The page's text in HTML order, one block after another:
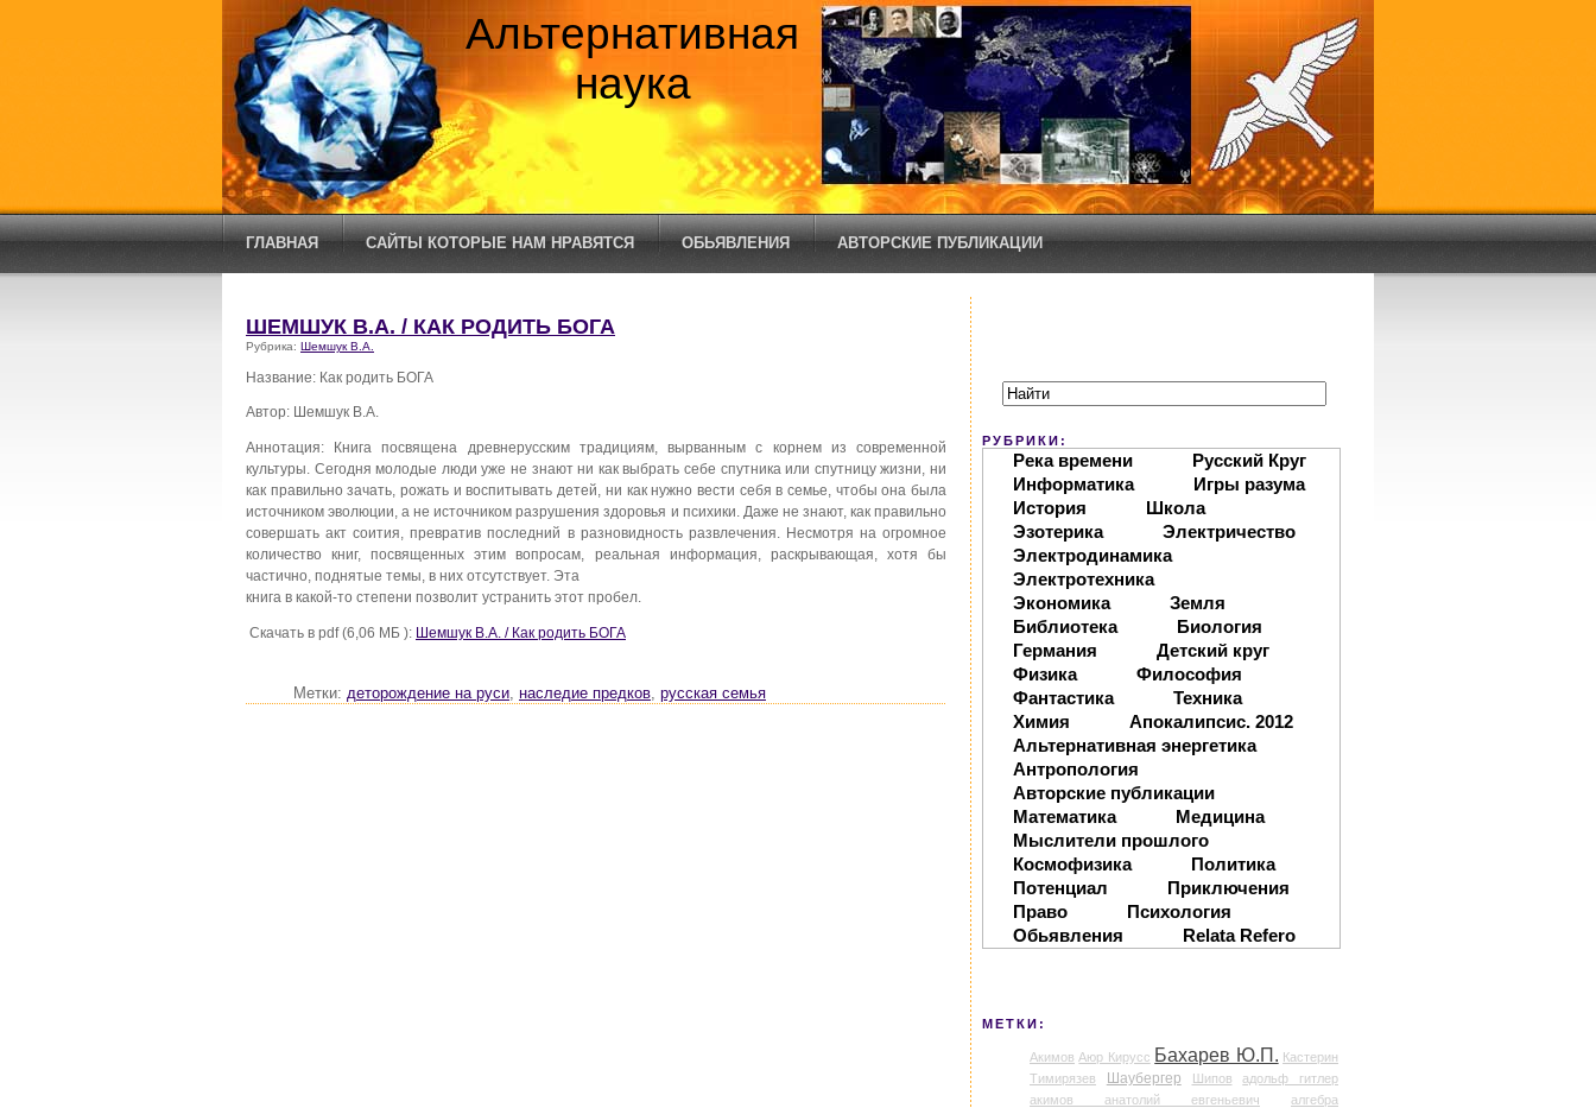
Альтернативная
наука
ГЛАВНАЯ САЙТЫ КОТОРЫЕ НАМ НРАВЯТСЯ ОБЬЯВЛЕНИЯ АВТОРСКИЕ ПУБЛИКАЦИИ
ШЕМШУК В.А. / КАК РОДИТЬ БОГА
Рубрика: Шемшук В.А.
Название: Как родить БОГА
Автор: Шемшук В.А.
Аннотация: Книга посвящена древнерусским традициям, вырванным с корнем из современной
культуры. Сегодня молодые люди уже не знают ни как выбрать себе спутника или спутницу жизни, ни
как правильно зачать, рожать и воспитывать детей, ни как нужно вести себя в семье, чтобы она была
источником эволюции, а не источником разрушения здоровья и психики. Даже не знают, как правильно
совершать акт соития, превратив последний в разновидность развлечения. Несмотря на огромное
количество книг, посвященных этим вопросам, реальная информация, раскрывающая, хотя бы
частично, поднятые темы, в них отсутствует. Эта
книга в какой-то степени позволит устранить этот пробел.
Скачать в pdf (6,06 МБ ): Шемшук В.А. / Как родить БОГА
Метки: деторождение на руси наследие предков русская семья
РУБРИКИ:
Река времени
Русский Круг
Информатика
Игры разума
История
Школа
Эзотерика
Электричество
Электродинамика
Электротехника
Экономика
Земля
Библиотека
Биология
Германия
Детский круг
Физика
Философия
Фантастика
Техника
Химия
Апокалипсис. 2012
Альтернативная энергетика
Антропология
Авторские публикации
Математика
Медицина
Мыслители прошлого
Космофизика
Политика
Потенциал
Приключения
Право
Психология
Обьявления
Relata Refero
МЕТКИ:
Акимов Аюр Кирусс Бахарев Ю.П. Кастерин
Тимирязев
Шаубергер Шипов
адольф гитлер
акимов анатолий евгеньевич
алгебра